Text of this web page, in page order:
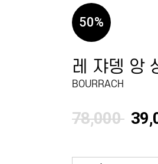
50%
레 쟈뎅 앙
BOURRACH
78,000